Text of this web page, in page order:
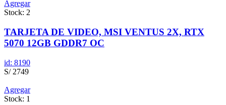
Agregar
Stock: 2
TARJETA DE VIDEO, MSI VENTUS 2X, RTX
5070 12GB GDDR7 OC
id: 8190
S/ 2749
Agregar
Stock: 1